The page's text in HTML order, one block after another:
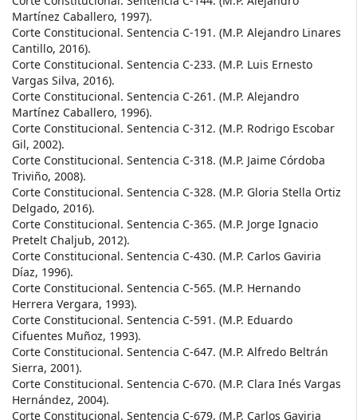
Martínez Caballero, 1997).
Corte Constitucional. Sentencia C-191. (M.P. Alejandro Linares
Cantillo, 2016).
Corte Constitucional. Sentencia C-233. (M.P. Luis Ernesto
Vargas Silva, 2016).
Corte Constitucional. Sentencia C-261. (M.P. Alejandro
Martínez Caballero, 1996).
Corte Constitucional. Sentencia C-312. (M.P. Rodrigo Escobar
Gil, 2002).
Corte Constitucional. Sentencia C-318. (M.P. Jaime Córdoba
Triviño, 2008).
Corte Constitucional. Sentencia C-328. (M.P. Gloria Stella Ortiz
Delgado, 2016).
Corte Constitucional. Sentencia C-365. (M.P. Jorge Ignacio
Pretelt Chaljub, 2012).
Corte Constitucional. Sentencia C-430. (M.P. Carlos Gaviria
Díaz, 1996).
Corte Constitucional. Sentencia C-565. (M.P. Hernando
Herrera Vergara, 1993).
Corte Constitucional. Sentencia C-591. (M.P. Eduardo
Cifuentes Muñoz, 1993).
Corte Constitucional. Sentencia C-647. (M.P. Alfredo Beltrán
Sierra, 2001).
Corte Constitucional. Sentencia C-670. (M.P. Clara Inés Vargas
Hernández, 2004).
Corte Constitucional. Sentencia C-679. (M.P. Carlos Gaviria